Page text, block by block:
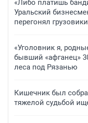
«Либо платишь
Уральский
перегонял
«Уголовник я,
бывший «афганец»
леса под Рязанью
Кишечник был
тяжелой судьбой